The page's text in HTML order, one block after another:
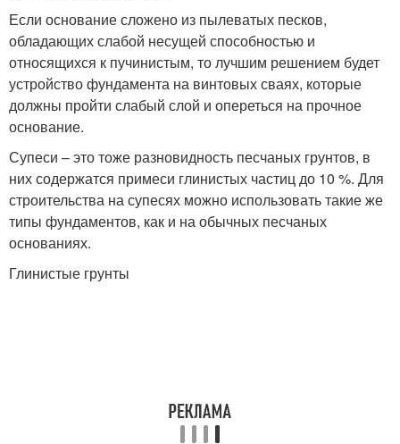
Если основание сложено из пылеватых песков,
обладающих слабой несущей способностью и
относящихся к пучинистым, то лучшим решением будет
устройство фундамента на винтовых сваях, которые
должны пройти слабый слой и опереться на прочное
основание.
Супеси – это тоже разновидность песчаных грунтов, в
них содержатся примеси глинистых частиц до 10 %. Для
строительства на супесях можно использовать такие же
типы фундаментов, как и на обычных песчаных
основаниях.
Глинистые грунты